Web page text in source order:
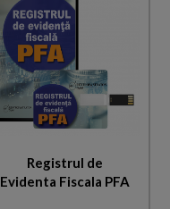
Registrul de
Evidenta Fiscala PFA